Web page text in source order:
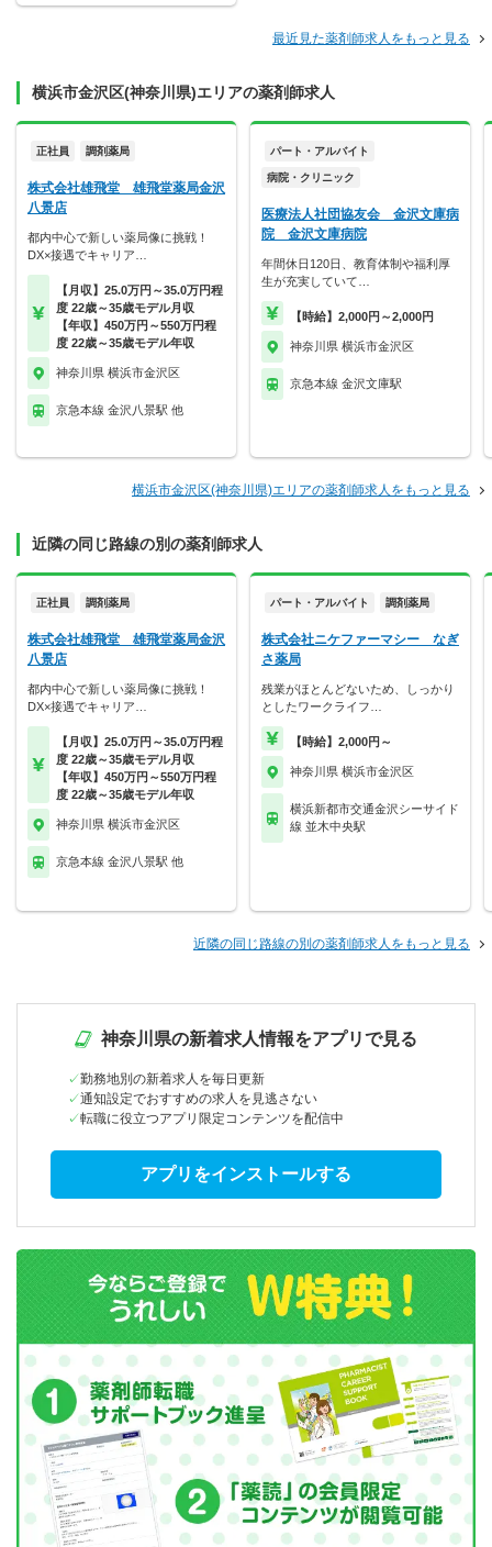
最近見た薬剤師求人をもっと見る
横浜市金沢区(神奈川県)エリアの薬剤師求人
正社員 調剤薬局
株式会社雄飛堂 雄飛堂薬局金沢
八景店
都内中心で新しい薬局像に挑戦！
DX×接遇でキャリア…
【月収】25.0万円～35.0万円程
度 22歳～35歳モデル月収
【年収】450万円～550万円程
度 22歳～35歳モデル年収
神奈川県 横浜市金沢区
京急本線 金沢八景駅 他
パート・アルバイト
病院・クリニック
医療法人社団協友会 金沢文庫病
院 金沢文庫病院
年間休日120日、教育体制や福利厚
生が充実していて…
【時給】2,000円～2,000円
神奈川県 横浜市金沢区
京急本線 金沢文庫駅
横浜市金沢区(神奈川県)エリアの薬剤師求人をもっと見る
近隣の同じ路線の別の薬剤師求人
正社員 調剤薬局
株式会社雄飛堂 雄飛堂薬局金沢
八景店
都内中心で新しい薬局像に挑戦！
DX×接遇でキャリア…
【月収】25.0万円～35.0万円程
度 22歳～35歳モデル月収
【年収】450万円～550万円程
度 22歳～35歳モデル年収
神奈川県 横浜市金沢区
京急本線 金沢八景駅 他
パート・アルバイト 調剤薬局
株式会社ニケファーマシー なぎ
さ薬局
残業がほとんどないため、しっかり
としたワークライフ…
【時給】2,000円～
神奈川県 横浜市金沢区
横浜新都市交通金沢シーサイド
線 並木中央駅
近隣の同じ路線の別の薬剤師求人をもっと見る
神奈川県の新着求人情報をアプリで見る
勤務地別の新着求人を毎日更新
通知設定でおすすめの求人を見逃さない
転職に役立つアプリ限定コンテンツを配信中
アプリをインストールする